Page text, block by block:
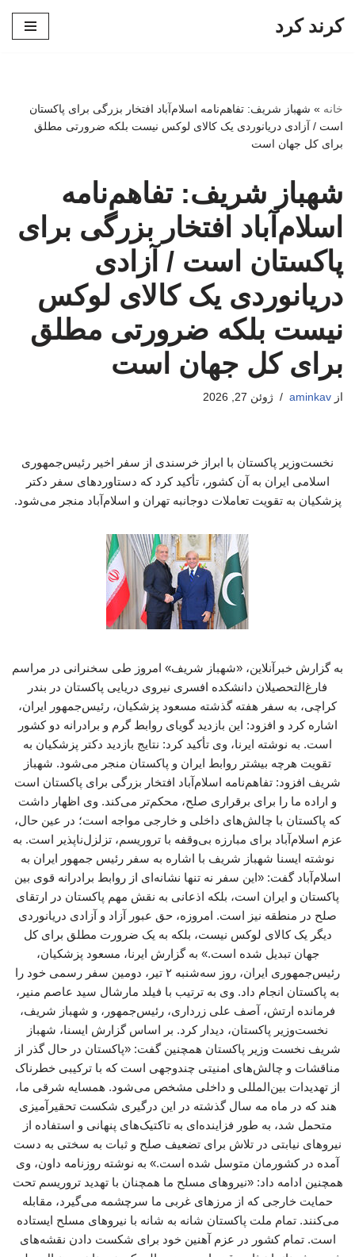
کرند کرد
خانه » شهباز شریف: تفاهم‌نامه اسلام‌آباد افتخار بزرگی برای پاکستان
است / آزادی دریانوردی یک کالای لوکس نیست بلکه ضرورتی مطلق
برای کل جهان است
شهباز شریف: تفاهم‌نامه
اسلام‌آباد افتخار بزرگی برای
پاکستان است / آزادی
دریانوردی یک کالای لوکس
نیست بلکه ضرورتی مطلق
برای کل جهان است
از aminkav ژوئن 27, 2026
نخست‌وزیر پاکستان با ابراز خرسندی از سفر اخیر رئیس‌جمهوری
اسلامی ایران به آن کشور، تأکید کرد که دستاوردهای سفر دکتر
پزشکیان به تقویت تعاملات دوجانبه تهران و اسلام‌آباد منجر می‌شود.
به گزارش خبرآنلاین، «شهباز شریف» امروز طی سخنرانی در مراسم
فارغ‌التحصیلان دانشکده افسری نیروی دریایی پاکستان در بندر
کراچی، به سفر هفته گذشته مسعود پزشکیان، رئیس‌جمهور ایران،
اشاره کرد و افزود: این بازدید گویای روابط گرم و برادرانه دو کشور
است. به نوشته ایرنا، وی تأکید کرد: نتایج بازدید دکتر پزشکیان به
تقویت هرچه بیشتر روابط ایران و پاکستان منجر می‌شود. شهباز
شریف افزود: تفاهم‌نامه اسلام‌آباد افتخار بزرگی برای پاکستان است
و اراده ما را برای برقراری صلح، محکم‌تر می‌کند. وی اظهار داشت
که پاکستان با چالش‌های داخلی و خارجی مواجه است؛ در عین حال،
عزم اسلام‌آباد برای مبارزه بی‌وقفه با تروریسم، تزلزل‌ناپذیر است. به
نوشته ایسنا شهباز شریف با اشاره به سفر رئیس جمهور ایران به
اسلام‌آباد گفت: «این سفر نه تنها نشانه‌ای از روابط برادرانه قوی بین
پاکستان و ایران است، بلکه اذعانی به نقش مهم پاکستان در ارتقای
صلح در منطقه نیز است. امروزه، حق عبور آزاد و آزادی دریانوردی
دیگر یک کالای لوکس نیست، بلکه به یک ضرورت مطلق برای کل
جهان تبدیل شده است.» به گزارش ایرنا، مسعود پزشکیان،
رئیس‌جمهوری ایران، روز سه‌شنبه ۲ تیر، دومین سفر رسمی خود را
به پاکستان انجام داد. وی به ترتیب با فیلد مارشال سید عاصم منیر،
فرمانده ارتش، آصف علی زرداری، رئیس‌جمهور، و شهباز شریف،
نخست‌وزیر پاکستان، دیدار کرد. بر اساس گزارش ایسنا، شهباز
شریف نخست وزیر پاکستان همچنین گفت: «پاکستان در حال گذر از
مناقشات و چالش‌های امنیتی چندوجهی است که با ترکیبی خطرناک
از تهدیدات بین‌المللی و داخلی مشخص می‌شود. همسایه شرقی ما،
هند که در ماه مه سال گذشته در این درگیری شکست تحقیرآمیزی
متحمل شد، به طور فزاینده‌ای به تاکتیک‌های پنهانی و استفاده از
نیروهای نیابتی در تلاش برای تضعیف صلح و ثبات به سختی به دست
آمده در کشورمان متوسل شده است.» به نوشته روزنامه داون، وی
همچنین ادامه داد: «نیروهای مسلح ما همچنان با تهدید تروریسم تحت
حمایت خارجی که از مرزهای غربی ما سرچشمه می‌گیرد، مقابله
می‌کنند. تمام ملت پاکستان شانه به شانه با نیروهای مسلح ایستاده
است. تمام کشور در عزم آهنین خود برای شکست دادن نقشه‌های